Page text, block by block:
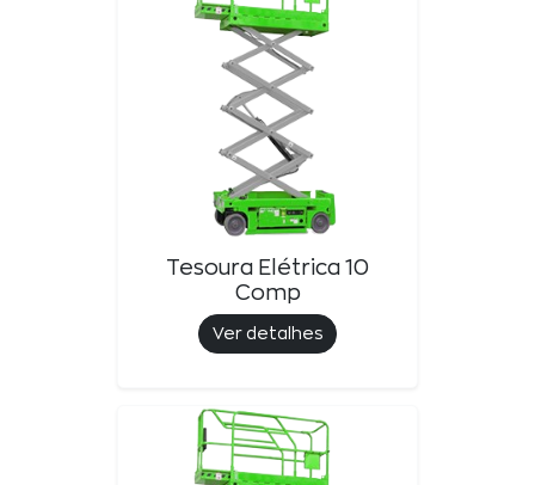
Tesoura Elétrica 10
Comp
Ver detalhes